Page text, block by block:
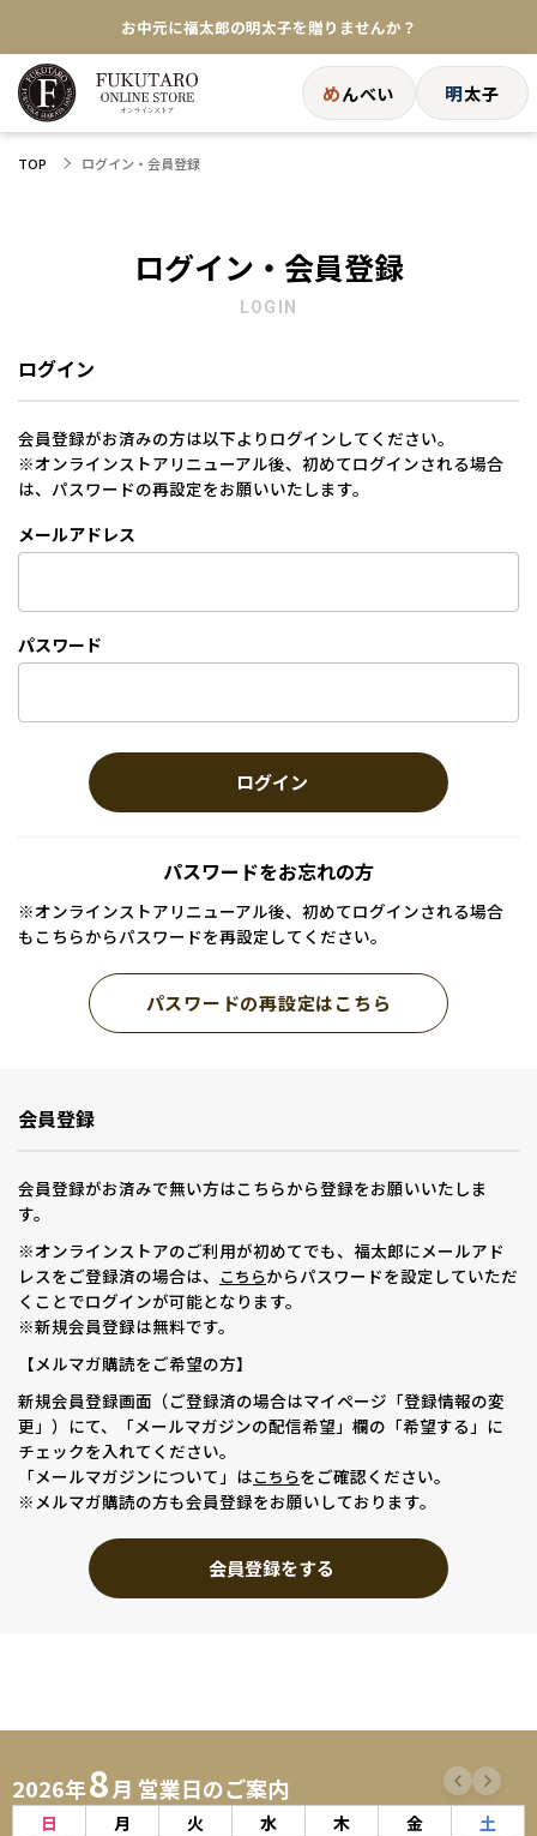
お中元に福太郎の明太子を贈りませんか？
★めんべい25周年記念商品が登場★
【色々な味を試したい方へ】ポストイン！めんべい
めんべい 明太子
TOP ログイン・会員登録
ログイン・会員登録
LOGIN
ログイン
会員登録がお済みの方は以下よりログインしてください。
※オンラインストアリニューアル後、初めてログインされる場合
は、パスワードの再設定をお願いいたします。
メールアドレス
パスワード
ログイン
パスワードをお忘れの方
※オンラインストアリニューアル後、初めてログインされる場合
もこちらからパスワードを再設定してください。
パスワードの再設定はこちら
会員登録
会員登録がお済みで無い方はこちらから登録をお願いいたしま
す。
※オンラインストアのご利用が初めてでも、福太郎にメールアド
レスをご登録済の場合は、 こちらからパスワードを設定していただ
くことでログインが可能となります。
※新規会員登録は無料です。
【メルマガ購読をご希望の方】
新規会員登録画面（ご登録済の場合はマイページ「登録情報の変
更」）にて、「メールマガジンの配信希望」欄の「希望する」に
チェックを入れてください。
「メールマガジンについて」はこちらをご確認ください。
※メルマガ購読の方も会員登録をお願いしております。
会員登録をする
2026年8月 営業日のご案内
日 月 火 水 木 金 土